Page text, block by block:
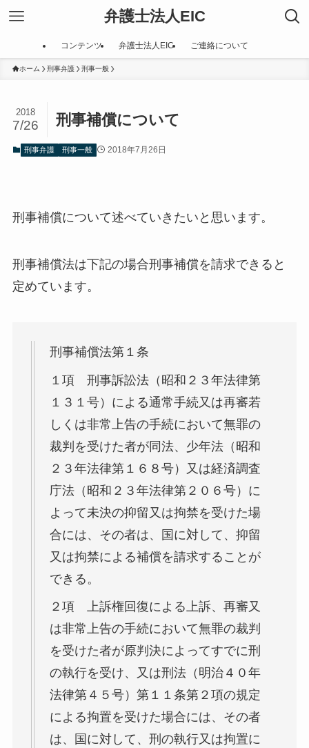
弁護士法人EIC
コンテンツ 弁護士法人EIC ご連絡について
ホーム 刑事弁護 刑事一般
刑事補償について
2018
7/26
刑事弁護 刑事一般 2018年7月26日
刑事補償について述べていきたいと思います。
刑事補償法は下記の場合刑事補償を請求できると
定めています。
刑事補償法第１条
１項 刑事訴訟法（昭和２３年法律第
１３１号）による通常手続又は再審若
しくは非常上告の手続において無罪の
裁判を受けた者が同法、少年法（昭和
２３年法律第１６８号）又は経済調査
庁法（昭和２３年法律第２０６号）に
よって未決の抑留又は拘禁を受けた場
合には、その者は、国に対して、抑留
又は拘禁による補償を請求することが
できる。
２項 上訴権回復による上訴、再審又
は非常上告の手続において無罪の裁判
を受けた者が原判決によってすでに刑
の執行を受け、又は刑法（明治４０年
法律第４５号）第１１条第２項の規定
による拘置を受けた場合には、その者
は、国に対して、刑の執行又は拘置に